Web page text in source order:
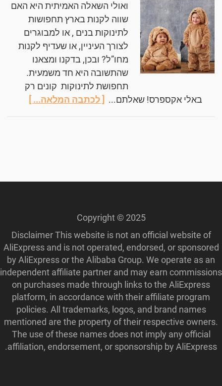
ואולי השאלה האמיתית היא האם
שווה לקנות בארץ תחפושות
לתינוקות בנים , או למבוגרים
לצורך העיניין, או שעדיף לקנות
מחו”ל? ובכן, בדקנו ומצאנו
שהתשובה היא חד משמעית.
תחפושת לתינוקות קונים רק
באלי אקספרס! שאלתם... [ לכתבה המלאה... ]
Copyright © 2025
Disclaimer This website is not an official website of
AliExpress and is not operated, endorsed, or sponsored
by AliExpress or the Alibaba Group. We operate as an
independent affiliate partner and may earn commissions
on purchases made through links to the AliExpress
platform, in accordance with their affiliate program
policies. All trademarks, logos, and brand names
mentioned are the property of their respective owners.
The use of these names does not imply any official
affiliation, endorsement, or sponsorship by AliExpress.